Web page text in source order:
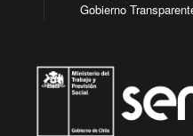
Gobierno